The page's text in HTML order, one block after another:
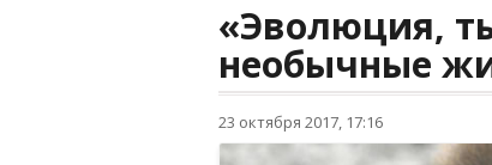
«Эволюция,
необычные
23 октября 2017, 17:16